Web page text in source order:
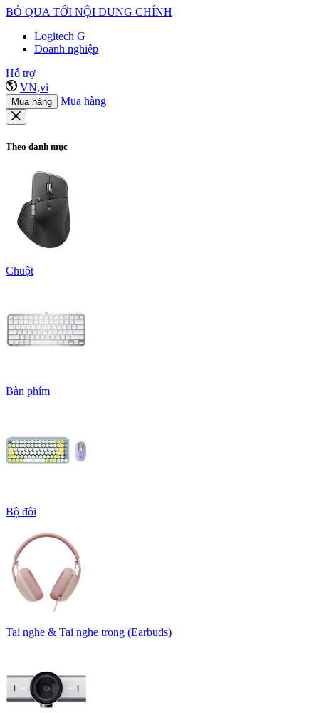
BỎ QUA TỚI NỘI DUNG CHÍNH
Logitech G
Doanh nghiệp
Hỗ trợ
VN,vi
Mua hàng Mua hàng
Theo danh mục
Chuột
Bàn phím
Bộ đôi
Tai nghe & Tai nghe trong (Earbuds)